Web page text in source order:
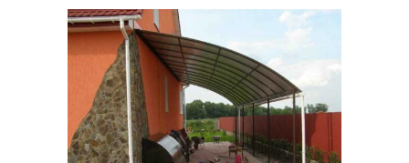
Пристенный навес Односкатный навес
Навес для дачи Полукруглый навес